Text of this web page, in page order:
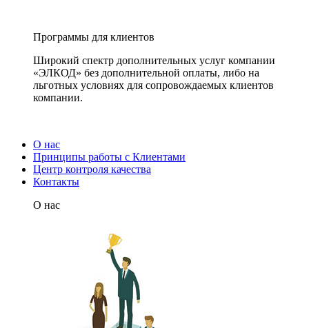
Программы для клиентов
Широкий спектр дополнительных услуг компании
«ЭЛКОД» без дополнительной оплаты, либо на
льготных условиях для сопровождаемых клиентов
компании.
О нас
Принципы работы с Клиентами
Центр контроля качества
Контакты
О нас